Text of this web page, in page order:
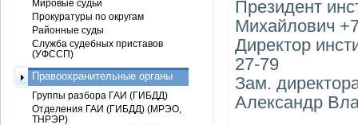
Президент
Михайлович
Директор
27-79
Зам.
Александр
Мировые судьи
Прокуратуры по округам
Районные суды
Служба судебных приставов
(УФССП)
Правоохранительные органы
Группы разбора ГАИ (ГИБДД)
Отделения ГАИ (ГИБДД) (МРЭО,
ТНРЭР)